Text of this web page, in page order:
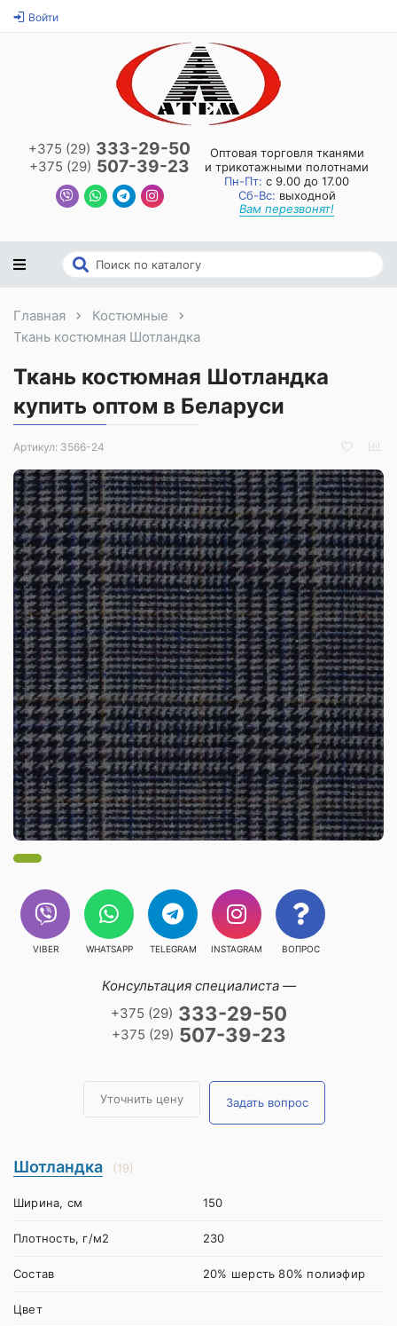
Войти
+375 (29) 333-29-50
+375 (29) 507-39-23
Оптовая торговля тканями
и трикотажными полотнами
Пн-Пт: с 9.00 до 17.00
Сб-Вс: выходной
Вам перезвонят!
Главная
Костюмные
Ткань костюмная Шотландка
Ткань костюмная Шотландка
купить оптом в Беларуси
Артикул: 3566-24
VIBER WHATSAPP TELEGRAM INSTAGRAM ВОПРОС
Консультация специалиста —
+375 (29) 333-29-50
+375 (29) 507-39-23
Уточнить цену Задать вопрос
Шотландка (19)
Ширина, см 150
Плотность, г/м2 230
Состав 20% шерсть 80% полиэфир
Цвет